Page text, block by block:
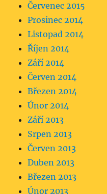
Červenec 2015
Prosinec 2014
Listopad 2014
Říjen 2014
Září 2014
Červen 2014
Březen 2014
Únor 2014
Září 2013
Srpen 2013
Červen 2013
Duben 2013
Březen 2013
Únor 2013